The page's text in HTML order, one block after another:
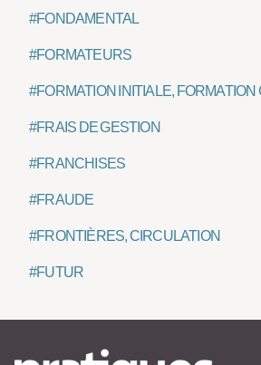
#FONDAMENTAL
#FORMATEURS
#FORMATION INITIALE,
#FRAIS DE GESTION
#FRANCHISES
#FRAUDE
#FRONTIÈRES, CIRCULATION
#FUTUR